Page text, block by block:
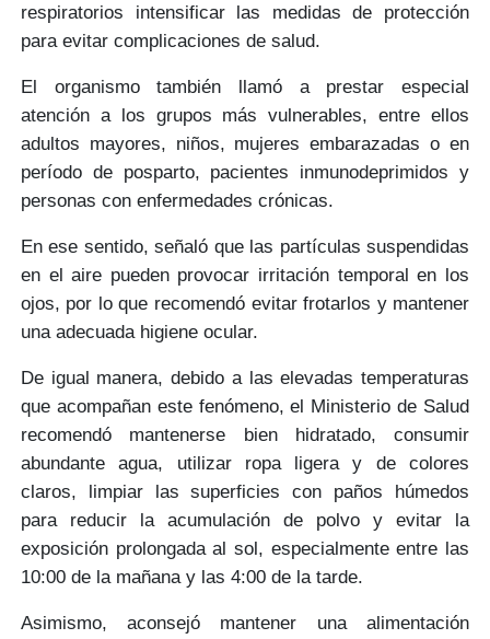
respiratorios intensificar las medidas de protección
para evitar complicaciones de salud.
El organismo también llamó a prestar especial
atención a los grupos más vulnerables, entre ellos
adultos mayores, niños, mujeres embarazadas o en
período de posparto, pacientes inmunodeprimidos y
personas con enfermedades crónicas.
En ese sentido, señaló que las partículas suspendidas
en el aire pueden provocar irritación temporal en los
ojos, por lo que recomendó evitar frotarlos y mantener
una adecuada higiene ocular.
De igual manera, debido a las elevadas temperaturas
que acompañan este fenómeno, el Ministerio de Salud
recomendó mantenerse bien hidratado, consumir
abundante agua, utilizar ropa ligera y de colores
claros, limpiar las superficies con paños húmedos
para reducir la acumulación de polvo yevitar la
exposición prolongada al sol, especialmente entre las
10:00 de la mañana y las 4:00 de la tarde.
Asimismo, aconsejó mantener unaalimentación